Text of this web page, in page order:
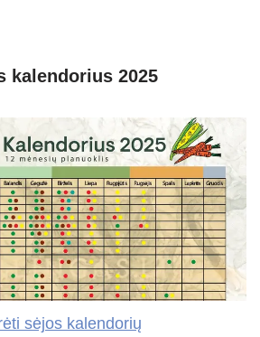
kalendorius 2025
sėjos kalendorių